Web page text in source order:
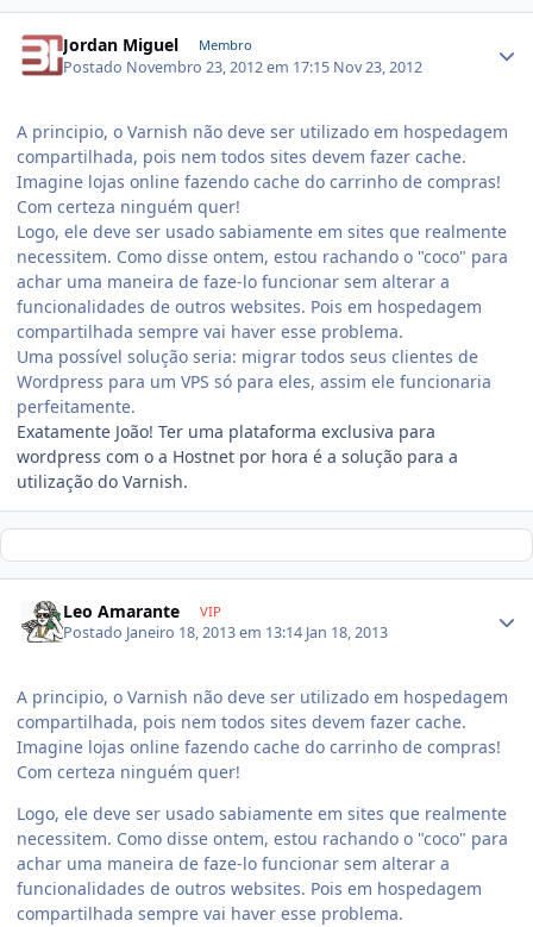
Jordan Miguel Membro
Postado Novembro 23, 2012 em 17:15 Nov 23, 2012
A principio, o Varnish não deve ser utilizado em hospedagem
compartilhada, pois nem todos sites devem fazer cache.
Imagine lojas online fazendo cache do carrinho de compras!
Com certeza ninguém quer!
Logo, ele deve ser usado sabiamente em sites que realmente
necessitem. Como disse ontem, estou rachando o "coco" para
achar uma maneira de faze-lo funcionar sem alterar a
funcionalidades de outros websites. Pois em hospedagem
compartilhada sempre vai haver esse problema.
Uma possível solução seria: migrar todos seus clientes de
Wordpress para um VPS só para eles, assim ele funcionaria
perfeitamente.
Exatamente João! Ter uma plataforma exclusiva para
wordpress com o a Hostnet por hora é a solução para a
utilização do Varnish.
Leo Amarante VIP
Postado Janeiro 18, 2013 em 13:14 Jan 18, 2013
A principio, o Varnish não deve ser utilizado em hospedagem
compartilhada, pois nem todos sites devem fazer cache.
Imagine lojas online fazendo cache do carrinho de compras!
Com certeza ninguém quer!
Logo, ele deve ser usado sabiamente em sites que realmente
necessitem. Como disse ontem, estou rachando o "coco" para
achar uma maneira de faze-lo funcionar sem alterar a
funcionalidades de outros websites. Pois em hospedagem
compartilhada sempre vai haver esse problema.